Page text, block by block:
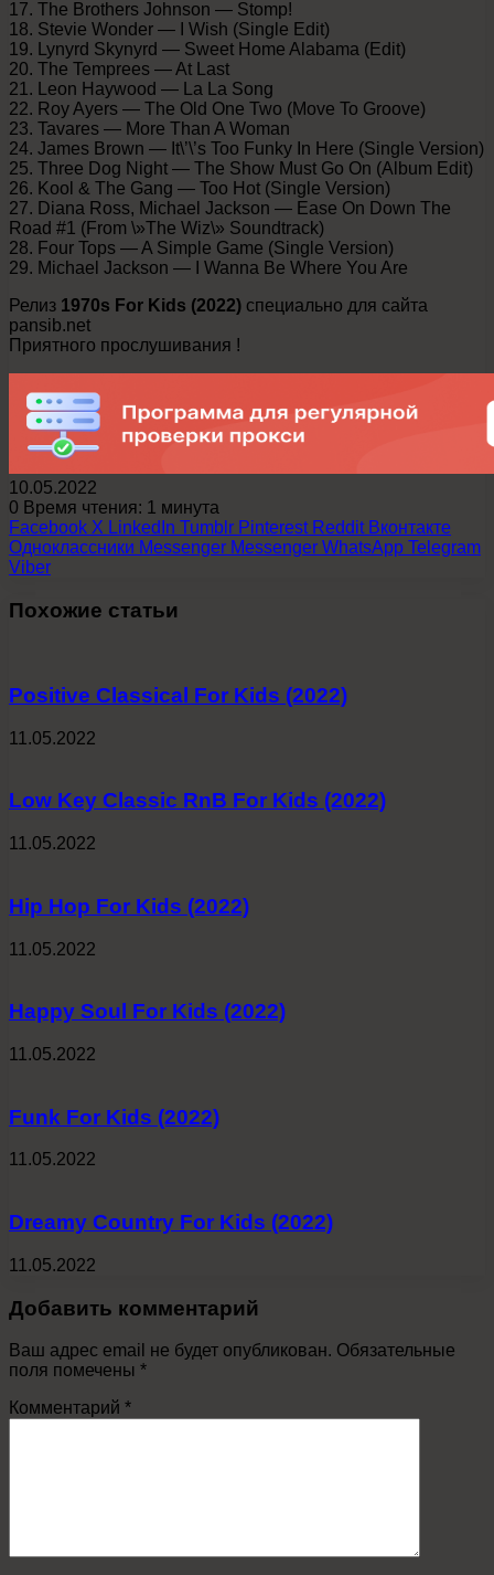
17. The Brothers Johnson — Stomp!
18. Stevie Wonder — I Wish (Single Edit)
19. Lynyrd Skynyrd — Sweet Home Alabama (Edit)
20. The Temprees — At Last
21. Leon Haywood — La La Song
22. Roy Ayers — The Old One Two (Move To Groove)
23. Tavares — More Than A Woman
24. James Brown — It\’\’s Too Funky In Here (Single Version)
25. Three Dog Night — The Show Must Go On (Album Edit)
26. Kool & The Gang — Too Hot (Single Version)
27. Diana Ross, Michael Jackson — Ease On Down The
Road #1 (From \»The Wiz\» Soundtrack)
28. Four Tops — A Simple Game (Single Version)
29. Michael Jackson — I Wanna Be Where You Are
Релиз 1970s For Kids (2022) специально для сайта
pansib.net
Приятного прослушивания !
10.05.2022
0 Время чтения: 1 минута
Facebook X LinkedIn Tumblr Pinterest Reddit Вконтакте
Одноклассники Messenger Messenger WhatsApp Telegram
Viber
Похожие статьи
Positive Classical For Kids (2022)
11.05.2022
Low Key Classic RnB For Kids (2022)
11.05.2022
Hip Hop For Kids (2022)
11.05.2022
Happy Soul For Kids (2022)
11.05.2022
Funk For Kids (2022)
11.05.2022
Dreamy Country For Kids (2022)
11.05.2022
Добавить комментарий
Ваш адрес email не будет опубликован. Обязательные
поля помечены *
Комментарий *